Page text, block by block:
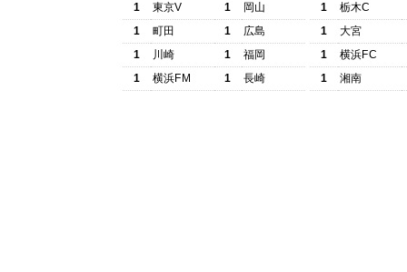
1
東京V 1
岡山
1
町田 1
広島
1
川崎 1
福岡
1
横浜FM 1 長崎
1
栃木C
1
大宮
1
横浜FC
1
湘南